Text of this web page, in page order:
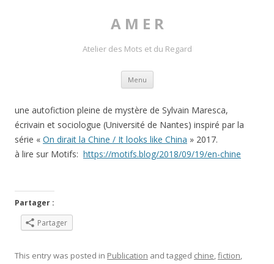
A M E R
Atelier des Mots et du Regard
Menu Skip to content
une autofiction pleine de mystère de Sylvain Maresca,
écrivain et sociologue (Université de Nantes) inspiré par la
série « On dirait la Chine / It looks like China » 2017.
à lire sur Motifs: https://motifs.blog/2018/09/19/en-chine
Partager :
Partager
This entry was posted in Publication and tagged chine,fiction,